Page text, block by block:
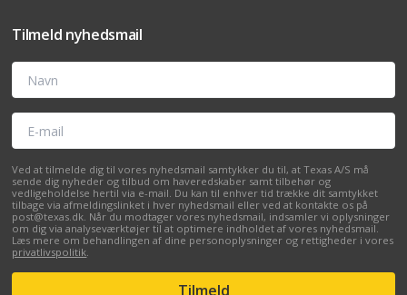
Tilmeld nyhedsmail
Navn
E-mail
Ved at tilmelde dig til vores nyhedsmail samtykker du til, at Texas A/S må
sende dig nyheder og tilbud om haveredskaber samt tilbehør og
vedligeholdelse hertil via e-mail. Du kan til enhver tid trække dit samtykket
tilbage via afmeldingslinket i hver nyhedsmail eller ved at kontakte os på
post@texas.dk. Når du modtager vores nyhedsmail, indsamler vi oplysninger
om dig via analyseværktøjer til at optimere indholdet af vores nyhedsmail.
Læs mere om behandlingen af dine personoplysninger og rettigheder i vores
privatlivspolitik.